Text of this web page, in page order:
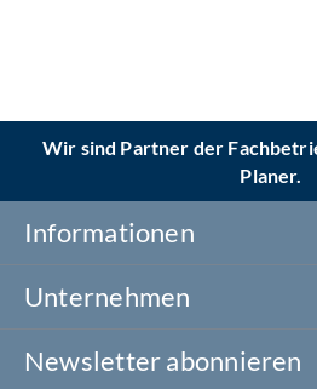
Wir sind Partner der
Planer.
Informationen
Unternehmen
Newsletter abonnieren